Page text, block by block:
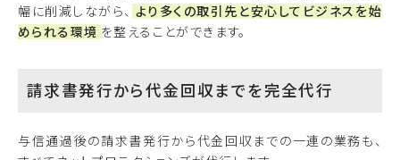
幅に削減しながら、 より多くの取引先と安心してビジネスを始
められる環境 を整えることができます。
請求書発行から代金回収までを完全代行
与信通過後の請求書発行から代金回収までの一連の業務も、